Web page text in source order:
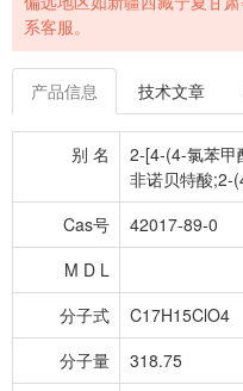
系客服。
产品信息 技术文章
别 名
2-[4-(4-氯苯甲
非诺贝特酸;2-
Cas号
42017-89-0
M D L
分子式
C17H15ClO4
分子量
318.75